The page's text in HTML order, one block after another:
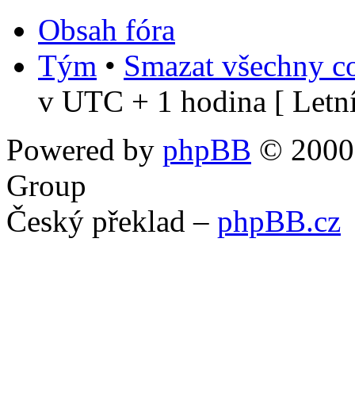
Obsah fóra
Tým • Smazat všechny
v UTC + 1 hodina [
Powered by phpBB ©
Group
Český překlad – phpBB.cz